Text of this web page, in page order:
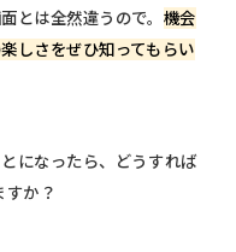
とは全然違うので。 機会
しさをぜひ知ってもらい
になったら、どうすれば
すか？